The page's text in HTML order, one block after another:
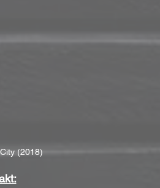
(2018)